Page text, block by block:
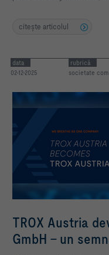
citeşte articolul
data
02-12-2025
rubrică
societate
TROX Austria
GmbH – un